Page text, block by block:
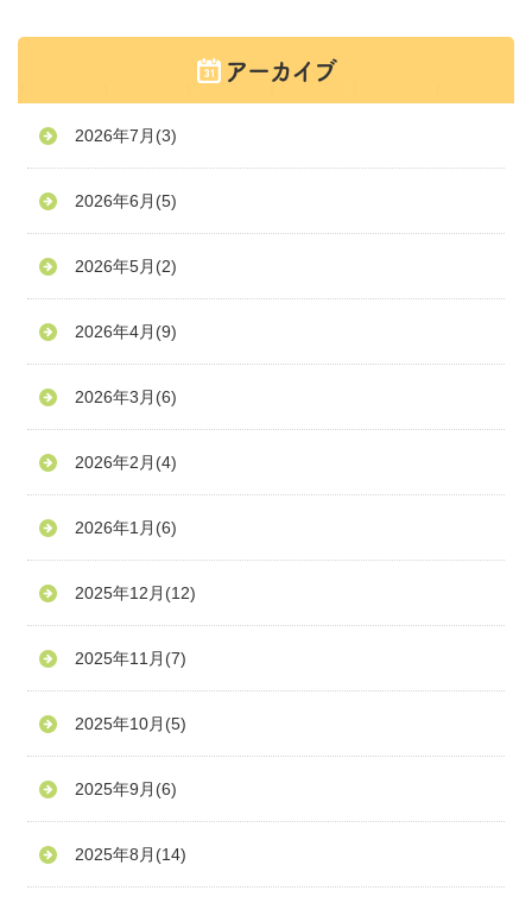
2026年7月 (3)
2026年6月 (5)
2026年5月 (2)
2026年4月 (9)
2026年3月 (6)
2026年2月 (4)
2026年1月 (6)
2025年12月 (12)
2025年11月 (7)
2025年10月 (5)
2025年9月 (6)
2025年8月 (14)